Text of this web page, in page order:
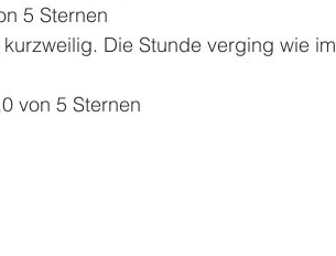
5 Sternen
Die Stunde verging wie im
von 5 Sternen